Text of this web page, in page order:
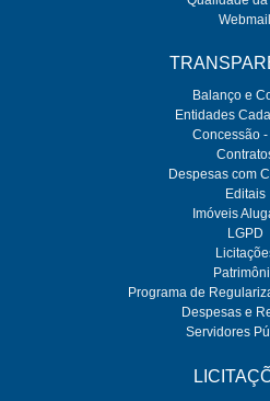
Webmail
Balanço e
Entidades
Concessão -
Despesas com
Editais
Imóveis
LGPD
Programa de
Despesas e
Servidores